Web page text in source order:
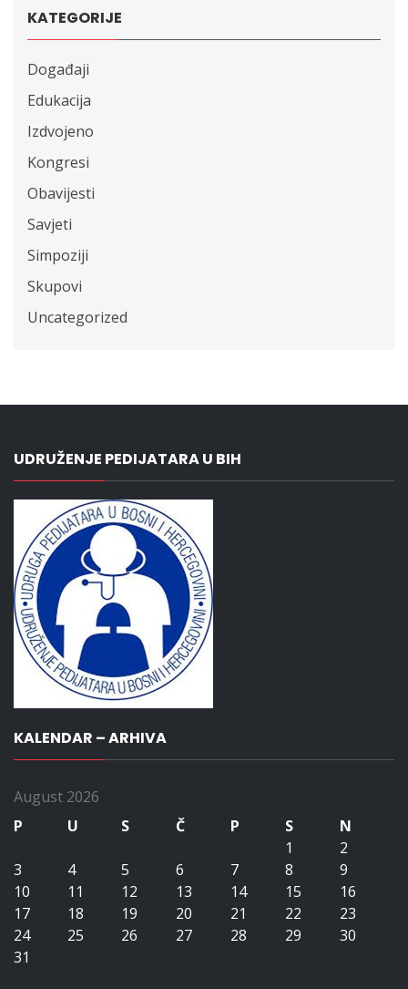
KATEGORIJE
Događaji
Edukacija
Izdvojeno
Kongresi
Obavijesti
Savjeti
Simpoziji
Skupovi
Uncategorized
UDRUŽENJE PEDIJATARA U BIH
KALENDAR – ARHIVA
August 2026
P
U S Č P S
N
1
2
3
4 5 6 7 8
9
10
11 12 13 14 15
16
17
18 19 20 21 22
23
24
25 26 27 28 29
30
31